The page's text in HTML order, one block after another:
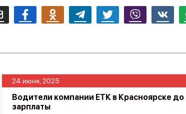
Email FacebookOdnoklassnikiTelegram Twitter Viber
24 июня, 2025
Водители компании ЕТК в Красноярске до
зарплаты